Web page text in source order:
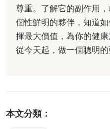
尊重。了解它的副作用
個性鮮明的夥伴，知道
揮最大價值，為你的健康
從今天起，做一個聰明的
本文分類：